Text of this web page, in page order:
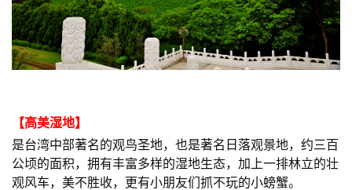
【高美湿地】
是台湾中部著名的观鸟圣地，也是著名日落观景地，约三百
公顷的面积，拥有丰富多样的湿地生态，加上一排林立的壮
观风车，美不胜收，更有小朋友们抓不玩的小螃蟹。